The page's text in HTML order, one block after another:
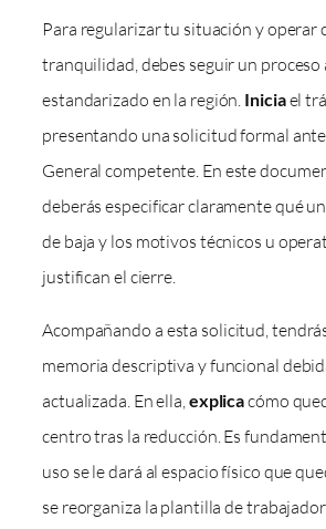
Para regularizar tu situación y operar
tranquilidad, debes seguir un
estandarizado en la región. Iniciael
presentando una solicitud formal
General competente. En este
deberás especificar claramente qué
de baja y los motivos técnicos u
justifican el cierre.
Acompañando a esta solicitud,
memoria descriptiva y funcional
actualizada. En ella, explicacómo
centro tras la reducción. Es
uso se le dará al espacio físico que
se reorganiza la plantilla de